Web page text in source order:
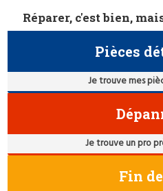
Réparer, c'est bien,
Pièces
Je trouve mes
Je trouve un pro
Fin